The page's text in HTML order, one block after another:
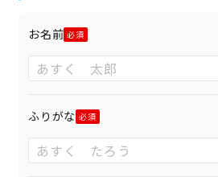
お名前
ふりがな